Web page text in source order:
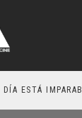
ESTÁ IMPARABLE